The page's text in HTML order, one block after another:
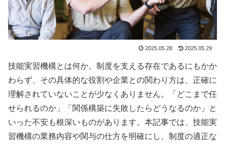
2025.05.28 2025.05.29
技能実習機構とは何か。制度を支える存在であるにもかか
わらず、その具体的な役割や企業との関わり方は、正確に
理解されていないことが少なくありません。「どこまで任
せられるのか」「関係構築に失敗したらどうなるのか」と
いった不安も根深いものがあります。本記事では、技能実
習機構の業務内容や関与の仕方を明確にし、制度の適正な